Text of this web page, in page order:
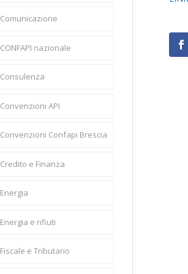
Comunicazione
CONFAPI nazionale
Consulenza
Convenzioni API
Convenzioni Confapi Brescia
Credito e Finanza
Energia
Energia e rifiuti
Fiscale e Tributario